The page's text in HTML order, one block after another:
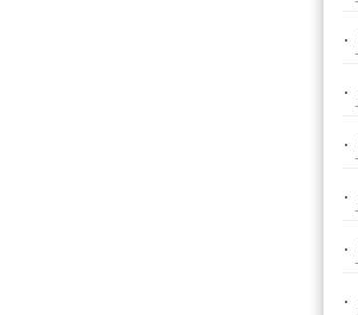
·
·
·
·
·
·